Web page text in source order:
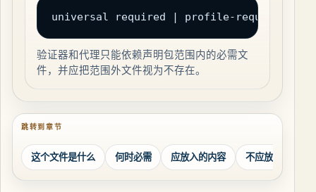
universal required | profile-required |
验证器和代理只能依赖声明包范围内的必需文
件，并应把范围外文件视为不存在。
跳转到章节
这个文件是什么 何时必需 应放入的内容 不应放入的内容